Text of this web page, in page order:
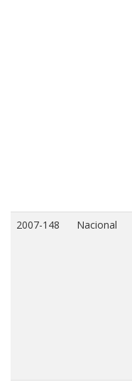
2007-148 Nacional